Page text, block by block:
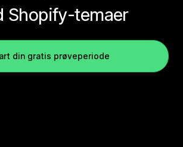
Shopify-temaer
din gratis prøveperiode